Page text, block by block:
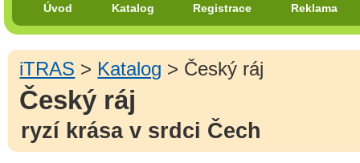
Úvod Katalog Registrace Reklama
iTRAS > Katalog > Český ráj
Český ráj
ryzí krása v srdci Čech